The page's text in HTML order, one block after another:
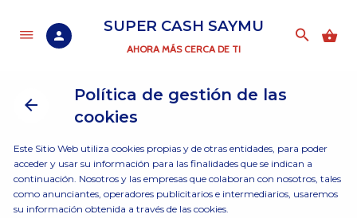
SUPER CASH SAYMU
AHORA MÁS CERCA DE TI
Política de gestión de las
cookies
Este Sitio Web utiliza cookies propias y de otras entidades, para poder
acceder y usar su información para las finalidades que se indican a
continuación. Nosotros y las empresas que colaboran con nosotros, tales
como anunciantes, operadores publicitarios e intermediarios, usaremos
su información obtenida a través de las cookies.